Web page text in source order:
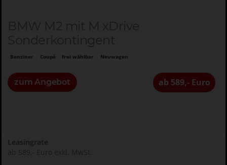
BMW M2 mit M xDrive
Sonderkontingent
Benziner Coupé frei wählbar Neuwagen
zum Angebot ab 589,- Euro
Leasingrate
ab 589,- Euro exkl. MwSt.